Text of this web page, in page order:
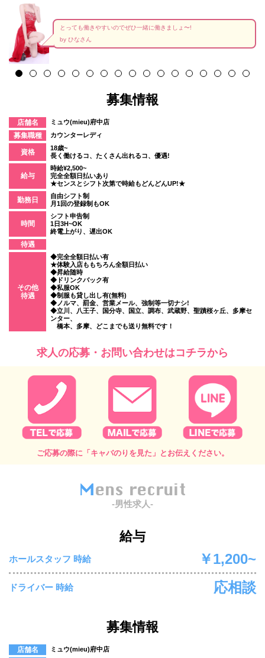
とっても働きやすいのでぜひ一緒に働きましょ〜!
by ひなさん
募集情報
店舗名 ミュウ(mieu)府中店
募集職種 カウンターレディ
資格
18歳~
長く働けるコ、たくさん出れるコ、優遇!
給与
時給¥2,500~
完全全額日払いあり
★センスとシフト次第で時給もどんどんUP!★
勤務日
自由シフト制
月1回の登録制もOK
時間
シフト申告制
1日3H~OK
終電上がり、遅出OK
待遇
その他
待遇
◆完全全額日払い有
★体験入店ももちろん全額日払い
◆昇給随時
◆ドリンクバック有
◆私服OK
◆制服も貸し出し有(無料)
◆ノルマ、罰金、営業メール、強制等一切ナシ!
◆立川、八王子、国分寺、国立、調布、武蔵野、聖蹟桜ヶ丘、多摩セ
ンター、
橋本、多摩、どこまでも送り無料です！
求人の応募・お問い合わせはコチラから
ご応募の際に「キャバのりを見た」とお伝えください。
Mens recruit
-男性求人-
給与
ホールスタッフ 時給 ￥1,200~
ドライバー 時給 応相談
募集情報
店舗名 ミュウ(mieu)府中店